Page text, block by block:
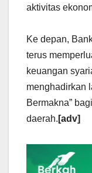
aktivitas
Ke depan,
terus
keuangan
menghadirkan
Bermakna”
daerah. [adv]